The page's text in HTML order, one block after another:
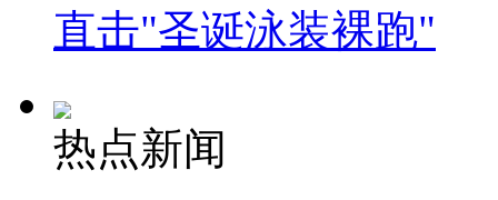
直击"圣诞泳装裸跑"
热点新闻